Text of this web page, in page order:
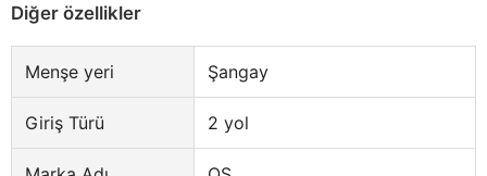
Diğer özellikler
Menşe yeri Şangay
Giriş Türü 2 yol